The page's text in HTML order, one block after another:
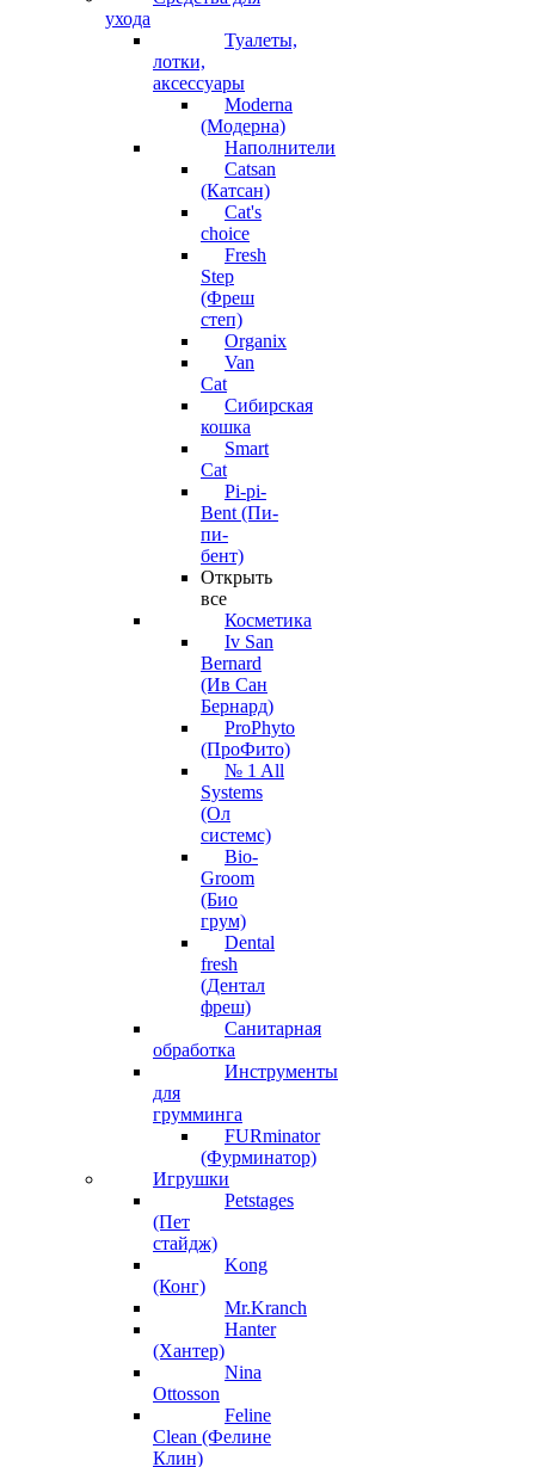
ухода
Туалеты,
лотки,
аксессуары
Moderna
(Модерна)
Наполнители
Catsan
(Катсан)
Cat's
choice
Fresh
Step
(Фреш
степ)
Organix
Van
Cat
Сибирская
кошка
Smart
Cat
Pi-pi-
Bent (Пи-
пи-
бент)
Открыть
все
Косметика
Iv San
Bernard
(Ив Сан
Бернард)
ProPhyto
(ПроФито)
№ 1 All
Systems
(Ол
системс)
Bio-
Groom
(Био
грум)
Dental
fresh
(Дентал
фреш)
Санитарная
обработка
Инструменты
для
грумминга
FURminator
(Фурминатор)
Игрушки
Petstages
(Пет
стайдж)
Kong
(Конг)
Mr.Kranch
Hanter
(Хантер)
Nina
Ottosson
Feline
Clean (Фелине
Клин)